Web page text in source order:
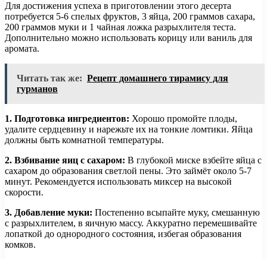
Для достижения успеха в приготовлении этого десерта
потребуется 5-6 спелых фруктов, 3 яйца, 200 граммов сахара,
200 граммов муки и 1 чайная ложка разрыхлителя теста.
Дополнительно можно использовать корицу или ваниль для
аромата.
Читать так же: Рецепт домашнего тирамису для
гурманов
1. Подготовка ингредиентов: Хорошо промойте плоды,
удалите сердцевину и нарежьте их на тонкие ломтики. Яйца
должны быть комнатной температуры.
2. Взбивание яиц с сахаром: В глубокой миске взбейте яйца с
сахаром до образования светлой пены. Это займёт около 5-7
минут. Рекомендуется использовать миксер на высокой
скорости.
3. Добавление муки: Постепенно всыпайте муку, смешанную
с разрыхлителем, в яичную массу. Аккуратно перемешивайте
лопаткой до однородного состояния, избегая образования
комков.